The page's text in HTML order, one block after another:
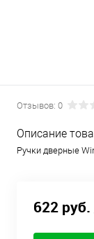
Отзывов: 0
Описание
Ручки дверные
622 руб.